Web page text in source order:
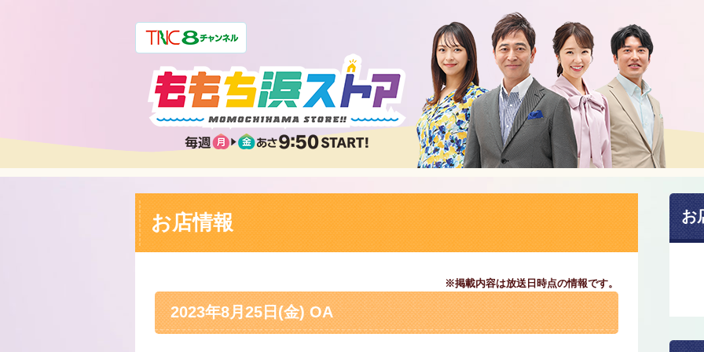
お店情報
※掲載内容は放送日時点の情報です。
2023年8月25日(金) OA
お